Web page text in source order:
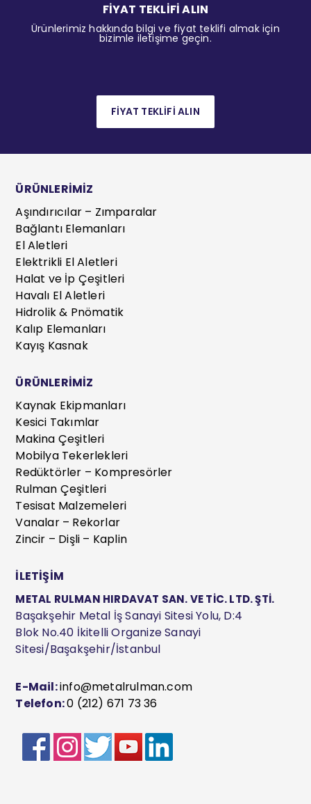
FİYAT TEKLİFİ ALIN
Ürünlerimiz hakkında bilgi ve fiyat teklifi almak için
bizimle iletişime geçin.
FİYAT TEKLİFİ ALIN
ÜRÜNLERİMİZ
Aşındırıcılar – Zımparalar
Bağlantı Elemanları
El Aletleri
Elektrikli El Aletleri
Halat ve İp Çeşitleri
Havalı El Aletleri
Hidrolik & Pnömatik
Kalıp Elemanları
Kayış Kasnak
ÜRÜNLERİMİZ
Kaynak Ekipmanları
Kesici Takımlar
Makina Çeşitleri
Mobilya Tekerlekleri
Redüktörler – Kompresörler
Rulman Çeşitleri
Tesisat Malzemeleri
Vanalar – Rekorlar
Zincir – Dişli – Kaplin
İLETİŞİM
METAL RULMAN HIRDAVAT SAN. VE TİC. LTD. ŞTİ.
Başakşehir Metal İş Sanayi Sitesi Yolu, D:4
Blok No.40 İkitelli Organize Sanayi
Sitesi/Başakşehir/İstanbul
E-Mail:info@metalrulman.com
Telefon:0 (212) 671 73 36